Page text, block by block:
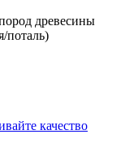
древесины
поталь)